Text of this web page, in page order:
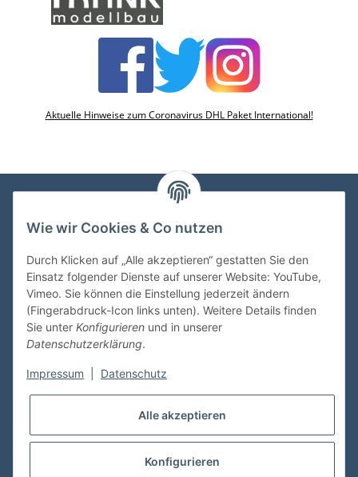
Aktuelle Hinweise zum Coronavirus DHL Paket International!
VDMedien24.de
Kasernenstraße 6-10
66482 Zweibrücken
Tel. 06332 72710
eMail: heinz.nickel@vdmedien.de
Shop Service
Wie wir Cookies & Co nutzen
Durch Klicken auf „Alle akzeptieren“ gestatten Sie den
Einsatz folgender Dienste auf unserer Website: YouTube,
Vimeo. Sie können die Einstellung jederzeit ändern
(Fingerabdruck-Icon links unten). Weitere Details finden
Sie unter Konfigurieren und in unserer
Datenschutzerklärung.
Impressum Datenschutz
Alle akzeptieren
Konfigurieren